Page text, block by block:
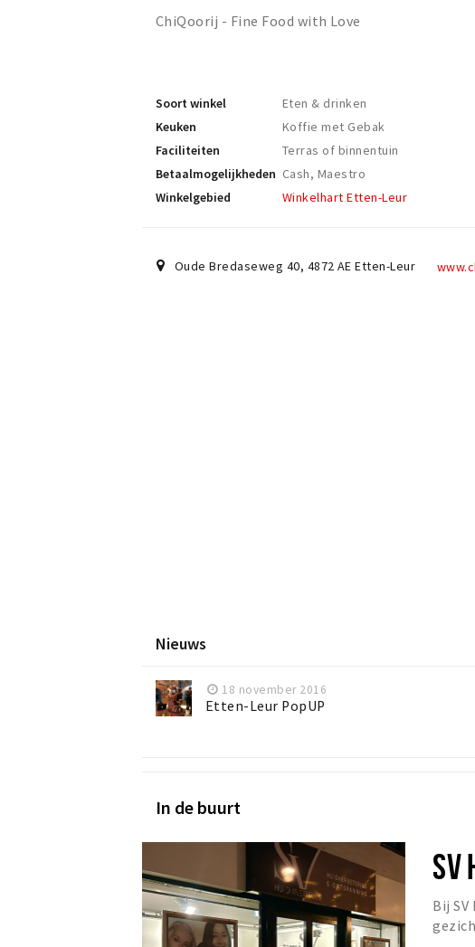
ChiQoorij - Fine Food with Love
Soort winkel
Eten & drinken
Keuken
Koffie met Gebak
Faciliteiten
Terras of binnentuin
Betaalmogelijkheden Cash, Maestro
Winkelgebied
Winkelhart Etten-Leur
Oude Bredaseweg 40, 4872 AE Etten-Leur
Nieuws
18 november 2016
Etten-Leur PopUP
In de buurt
SV
Bij